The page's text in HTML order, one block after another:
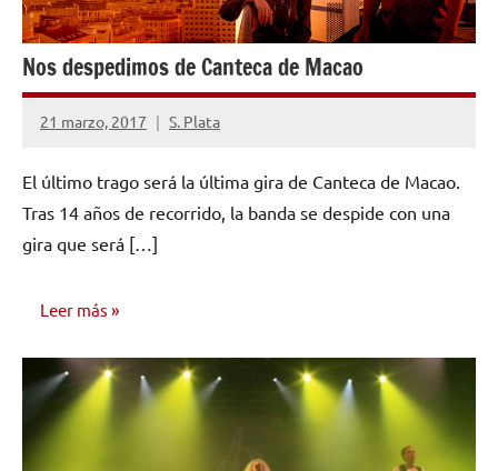
Nos despedimos de Canteca de Macao
21 marzo, 2017 S. Plata
No
comentarios
El último trago será la última gira de Canteca de Macao.
Tras 14 años de recorrido, la banda se despide con una
gira que será […]
Leer más
ENTREVISTAS